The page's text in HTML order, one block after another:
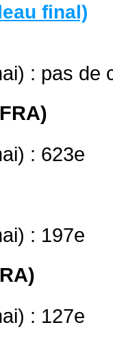
final)
: pas de
: 623e
: 197e
: 127e